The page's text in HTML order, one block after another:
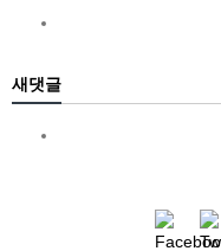
새댓글